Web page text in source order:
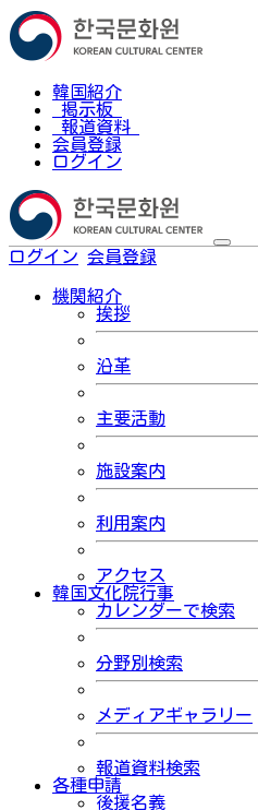
韓国紹介
掲示板
報道資料
会員登録
ログイン
ログイン 会員登録
機関紹介
挨拶
沿革
主要活動
施設案内
利用案内
アクセス
韓国文化院行事
カレンダーで検索
分野別検索
メディアギャラリー
報道資料検索
各種申請
後援名義